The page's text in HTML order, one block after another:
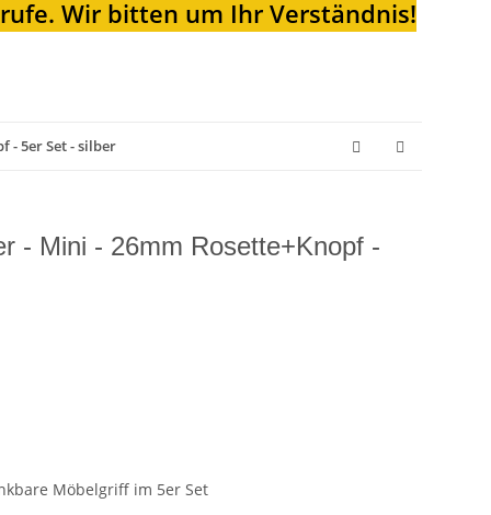
Wir bitten um Ihr Verständnis!
- 5er Set - silber
- Mini - 26mm Rosette+Knopf -
Möbelgriff im 5er Set